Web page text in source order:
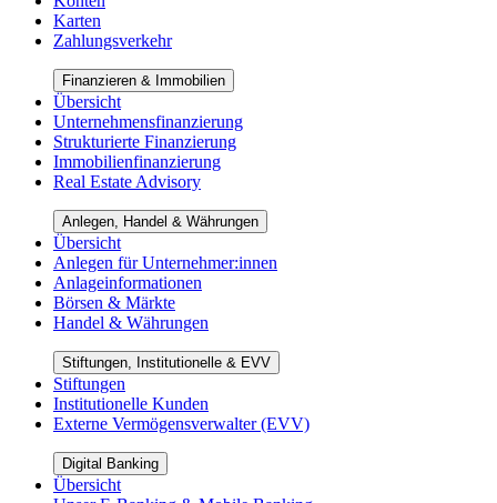
Karten
Zahlungsverkehr
Finanzieren & Immobilien
Übersicht
Unternehmensfinanzierung
Strukturierte Finanzierung
Immobilienfinanzierung
Real Estate Advisory
Anlegen, Handel & Währungen
Übersicht
Anlegen für Unternehmer:innen
Anlageinformationen
Börsen & Märkte
Handel & Währungen
Stiftungen, Institutionelle & EVV
Stiftungen
Institutionelle Kunden
Externe Vermögensverwalter (EVV)
Digital Banking
Übersicht